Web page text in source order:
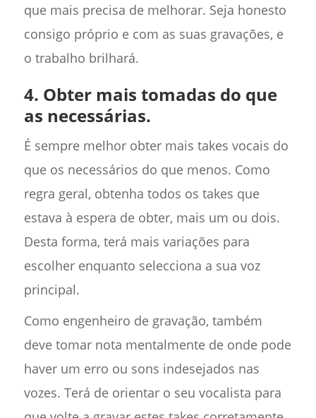
que mais precisa de melhorar. Seja honesto
consigo próprio e com as suas gravações, e
o trabalho brilhará.
4. Obter mais tomadas do que
as necessárias.
É sempre melhor obter mais takes vocais do
que os necessários do que menos. Como
regra geral, obtenha todos os takes que
estava à espera de obter, mais um ou dois.
Desta forma, terá mais variações para
escolher enquanto selecciona a sua voz
principal.
Como engenheiro de gravação, também
deve tomar nota mentalmente de onde pode
haver um erro ou sons indesejados nas
vozes. Terá de orientar o seu vocalista para